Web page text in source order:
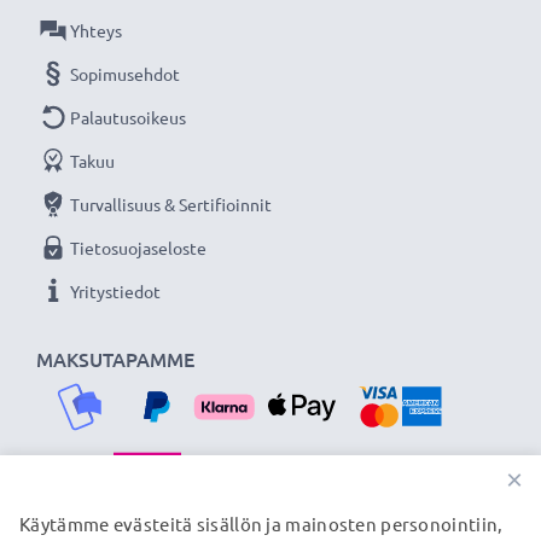
Kaapelin pituus:
Tuotemerkki:subtel
Lataa ja siirrä tiedostoja nopeasti kestävällä U-4 4
Pin - USB A kamerajohdolla tuotemerkiltä subtel.
MAKSUTAPAMME
Yhteys
Sopimusehdot
Palautusoikeus
Takuu
Turvallisuus & Sertifioinnit
Tietosuojaseloste
Yritystiedot
TOIMITUSKUMPPANIMME
×
Käytämme evästeitä sisällön ja mainosten personointiin,